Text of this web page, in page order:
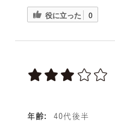
役に立った 0
年齢:
40代後半